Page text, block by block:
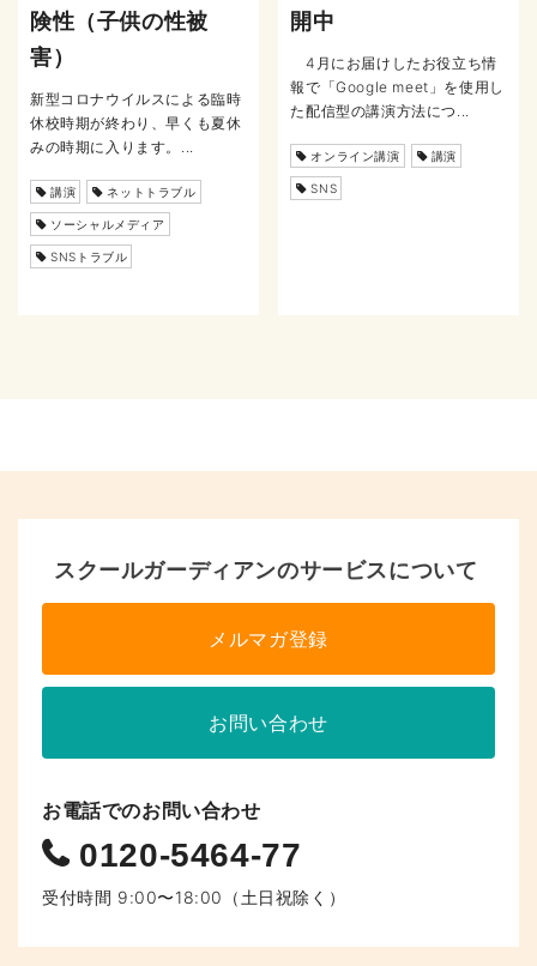
険性（子供の性被
害）
新型コロナウイルスによる臨時
休校時期が終わり、早くも夏休
みの時期に入ります。...
講演 ネットトラブル
ソーシャルメディア
SNSトラブル
開中
4月にお届けしたお役立ち情
報で「Google meet」を使用し
た配信型の講演方法につ...
オンライン講演 講演
SNS
スクールガーディアンのサービスについて
メルマガ登録
お問い合わせ
お電話でのお問い合わせ
0120-5464-77
受付時間 9:00〜18:00（土日祝除く）